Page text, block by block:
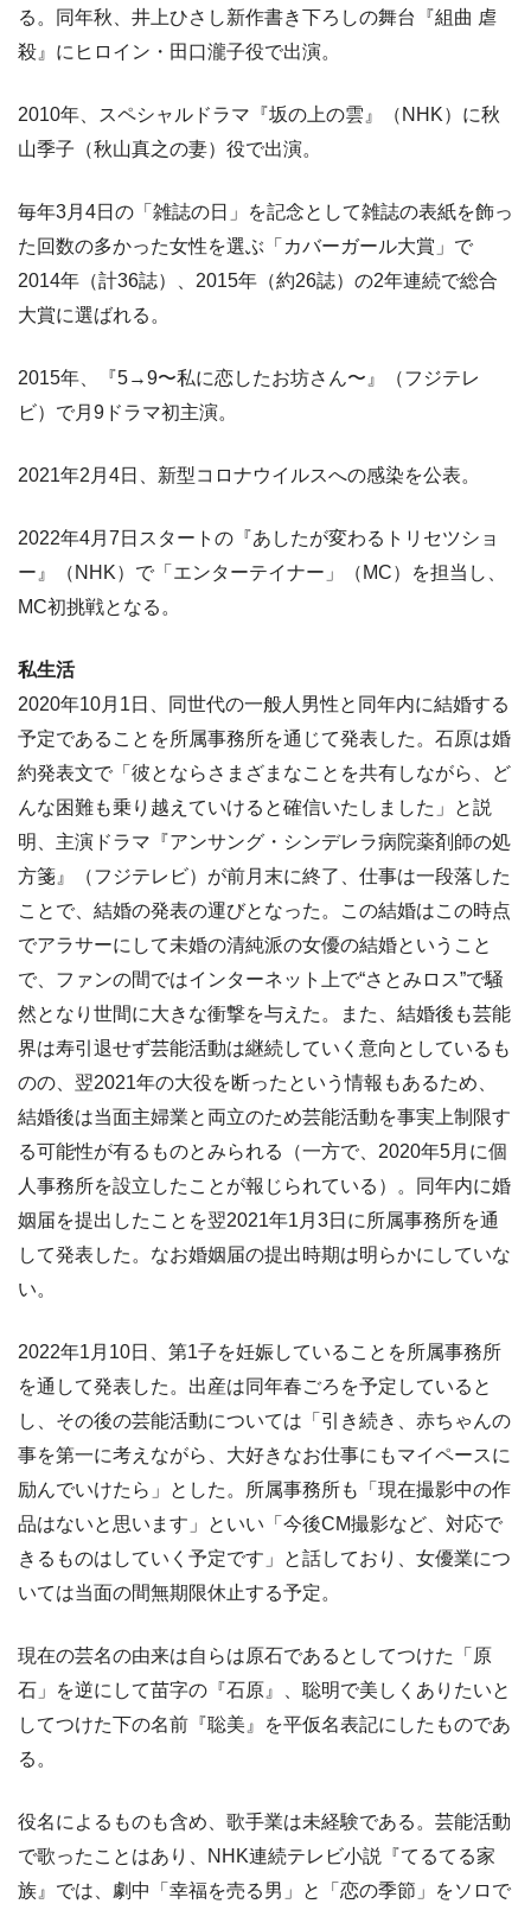
る。同年秋、井上ひさし新作書き下ろしの舞台『組曲 虐
殺』にヒロイン・田口瀧子役で出演。
2010年、スペシャルドラマ『坂の上の雲』（NHK）に秋
山季子（秋山真之の妻）役で出演。
毎年3月4日の「雑誌の日」を記念として雑誌の表紙を飾っ
た回数の多かった女性を選ぶ「カバーガール大賞」で
2014年（計36誌）、2015年（約26誌）の2年連続で総合
大賞に選ばれる。
2015年、『5→9〜私に恋したお坊さん〜』（フジテレ
ビ）で月9ドラマ初主演。
2021年2月4日、新型コロナウイルスへの感染を公表。
2022年4月7日スタートの『あしたが変わるトリセツショ
ー』（NHK）で「エンターテイナー」（MC）を担当し、
MC初挑戦となる。
私生活
2020年10月1日、同世代の一般人男性と同年内に結婚する
予定であることを所属事務所を通じて発表した。石原は婚
約発表文で「彼とならさまざまなことを共有しながら、ど
んな困難も乗り越えていけると確信いたしました」と説
明、主演ドラマ『アンサング・シンデレラ病院薬剤師の処
方箋』（フジテレビ）が前月末に終了、仕事は一段落した
ことで、結婚の発表の運びとなった。この結婚はこの時点
でアラサーにして未婚の清純派の女優の結婚ということ
で、ファンの間ではインターネット上で“さとみロス”で騒
然となり世間に大きな衝撃を与えた。また、結婚後も芸能
界は寿引退せず芸能活動は継続していく意向としているも
のの、翌2021年の大役を断ったという情報もあるため、
結婚後は当面主婦業と両立のため芸能活動を事実上制限す
る可能性が有るものとみられる（一方で、2020年5月に個
人事務所を設立したことが報じられている）。同年内に婚
姻届を提出したことを翌2021年1月3日に所属事務所を通
して発表した。なお婚姻届の提出時期は明らかにしていな
い。
2022年1月10日、第1子を妊娠していることを所属事務所
を通して発表した。出産は同年春ごろを予定していると
し、その後の芸能活動については「引き続き、赤ちゃんの
事を第一に考えながら、大好きなお仕事にもマイペースに
励んでいけたら」とした。所属事務所も「現在撮影中の作
品はないと思います」といい「今後CM撮影など、対応で
きるものはしていく予定です」と話しており、女優業につ
いては当面の間無期限休止する予定。
現在の芸名の由来は自らは原石であるとしてつけた「原
石」を逆にして苗字の『石原』、聡明で美しくありたいと
してつけた下の名前『聡美』を平仮名表記にしたものであ
る。
役名によるものも含め、歌手業は未経験である。芸能活動
で歌ったことはあり、NHK連続テレビ小説『てるてる家
族』では、劇中「幸福を売る男」と「恋の季節」をソロで